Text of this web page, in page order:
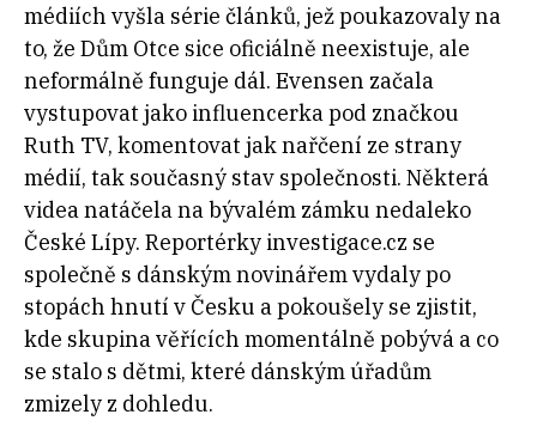
médiích vyšla série článků, jež poukazovaly na
to, že Dům Otce sice oficiálně neexistuje, ale
neformálně funguje dál. Evensen začala
vystupovat jako influencerka pod značkou
Ruth TV, komentovat jak nařčení ze strany
médií, tak současný stav společnosti. Některá
videa natáčela na bývalém zámku nedaleko
České Lípy. Reportérky investigace.cz se
společně s dánským novinářem vydaly po
stopách hnutí v Česku a pokoušely se zjistit,
kde skupina věřících momentálně pobývá a co
se stalo s dětmi, které dánským úřadům
zmizely z dohledu.